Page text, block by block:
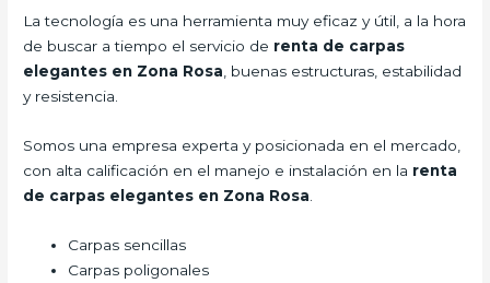
La tecnología es una herramienta muy eficaz y útil, a la hora
de buscar a tiempo el servicio de renta de carpas
elegantes en Zona Rosa, buenas estructuras, estabilidad
y resistencia.
Somos una empresa experta y posicionada en el mercado,
con alta calificación en el manejo e instalación en la renta
de carpas elegantes en Zona Rosa.
Carpas sencillas
Carpas poligonales